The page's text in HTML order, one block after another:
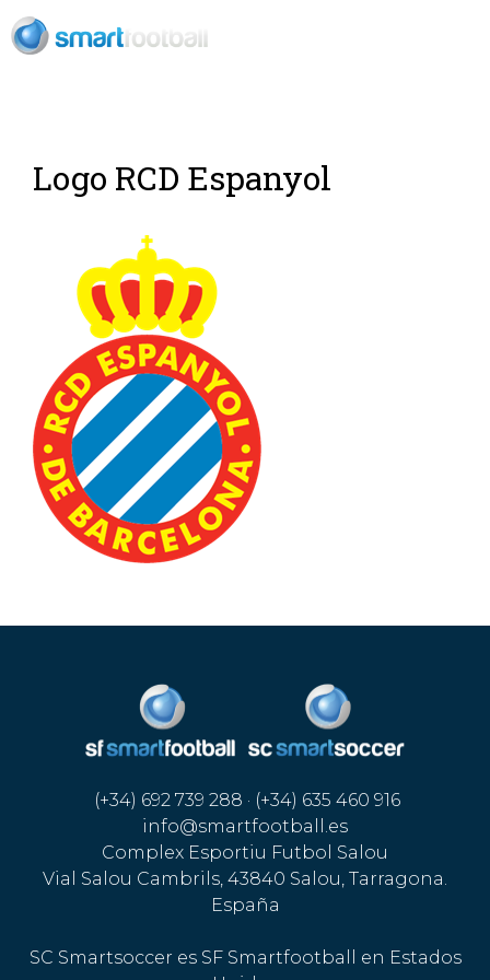
Logo RCD Espanyol
(+34) 692 739 288 · (+34) 635 460 916
info@smartfootball.es
Complex Esportiu Futbol Salou
Vial Salou Cambrils, 43840 Salou, Tarragona.
España
SC Smartsoccer es SF Smartfootball en Estados